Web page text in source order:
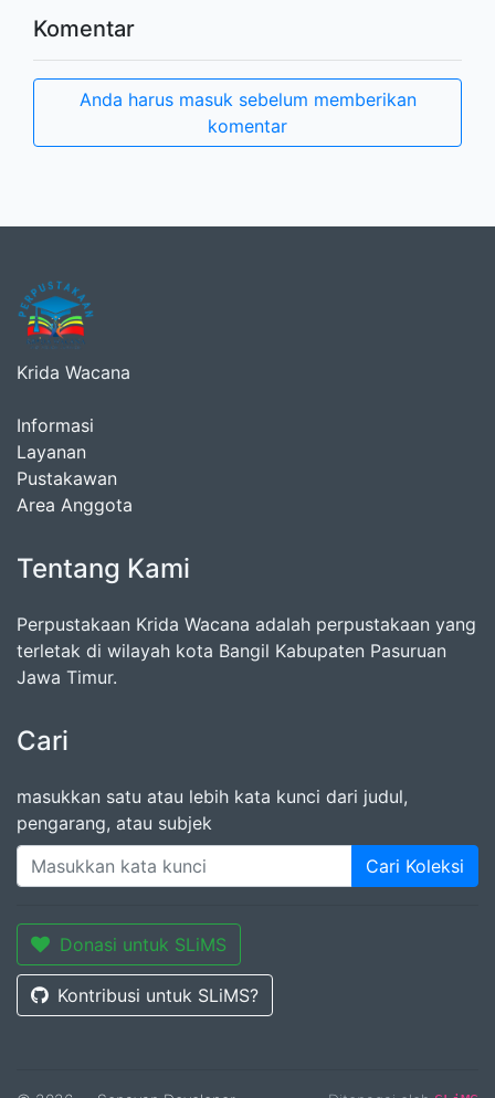
Komentar
Anda harus masuk sebelum memberikan
komentar
Krida Wacana
Informasi
Layanan
Pustakawan
Area Anggota
Tentang Kami
Perpustakaan Krida Wacana adalah perpustakaan yang
terletak di wilayah kota Bangil Kabupaten Pasuruan
Jawa Timur.
Cari
masukkan satu atau lebih kata kunci dari judul,
pengarang, atau subjek
Cari Koleksi
Donasi untuk SLiMS
Kontribusi untuk SLiMS?